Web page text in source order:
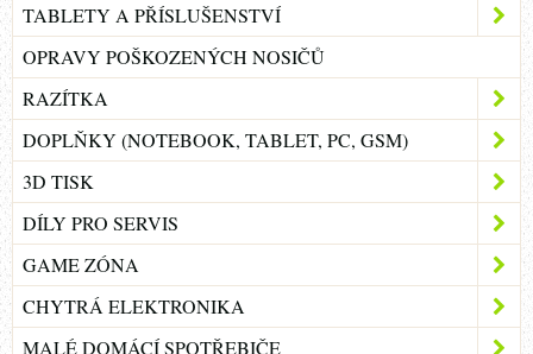
TABLETY A PŘÍSLUŠENSTVÍ
OPRAVY POŠKOZENÝCH NOSIČŮ
RAZÍTKA
DOPLŇKY (NOTEBOOK, TABLET, PC, GSM)
3D TISK
DÍLY PRO SERVIS
GAME ZÓNA
CHYTRÁ ELEKTRONIKA
MALÉ DOMÁCÍ SPOTŘEBIČE